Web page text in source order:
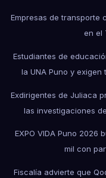
Empresas de transporte
en el
Estudiantes de
la UNA Puno y
Exdirigentes de Juliaca
las investigaciones
EXPO VIDA Puno 2026
mil con
Fiscalía advierte que